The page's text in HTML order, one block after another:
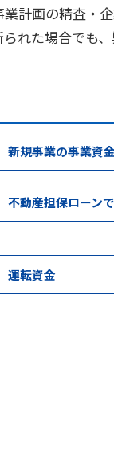
業計画の精査・
れた場合でも
新規事業の事業資
不動産担保ローン
運転資金